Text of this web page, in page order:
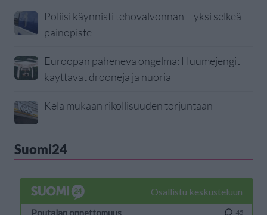
Poliisi käynnisti tehovalvonnan – yksi selkeä
painopiste
Euroopan paheneva ongelma: Huumejengit
käyttävät drooneja ja nuoria
Kela mukaan rikollisuuden torjuntaan
Suomi24